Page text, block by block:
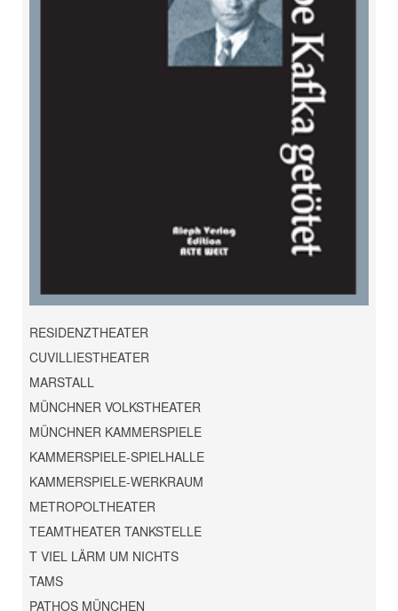
RESIDENZTHEATER
CUVILLIESTHEATER
MARSTALL
MÜNCHNER VOLKSTHEATER
MÜNCHNER KAMMERSPIELE
KAMMERSPIELE-SPIELHALLE
KAMMERSPIELE-WERKRAUM
METROPOLTHEATER
TEAMTHEATER TANKSTELLE
T VIEL LÄRM UM NICHTS
TAMS
PATHOS MÜNCHEN